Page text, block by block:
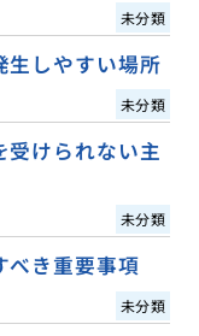
未分類
生しやすい場所
未分類
受けられない主
未分類
べき重要事項
未分類